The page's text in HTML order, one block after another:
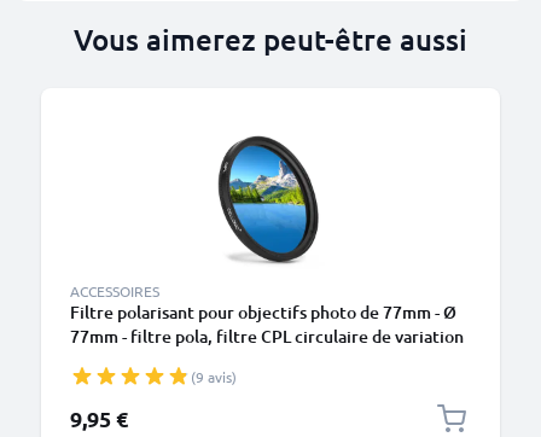
Vous aimerez peut-être aussi
ACCESSOIRES
Filtre polarisant pour objectifs photo de 77mm - Ø
77mm - filtre pola, filtre CPL circulaire de variation
(9 avis)
9,95 €